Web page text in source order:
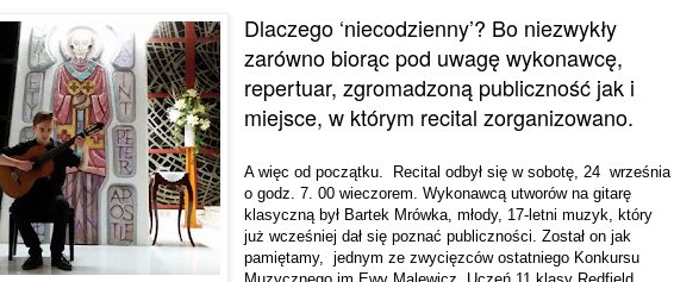
Dlaczego ‘niecodzienny’? Bo niezwykły
zarówno biorąc pod uwagę wykonawcę,
repertuar, zgromadzoną publiczność jak i
miejsce, w którym recital zorganizowano.
A więc od początku. Recital odbył się w sobotę, 24 września
o godz. 7. 00 wieczorem. Wykonawcą utworów na gitarę
klasyczną był Bartek Mrówka, młody, 17-letni muzyk, który
już wcześniej dał się poznać publiczności. Został on jak
pamiętamy, jednym ze zwycięzców ostatniego Konkursu